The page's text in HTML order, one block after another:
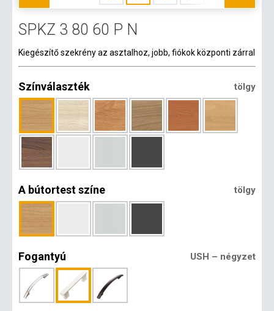
SPKZ 3 80 60 P N
Kiegészítő szekrény az asztalhoz, jobb, fiókok központi zárral
Színválaszték tölgy
A bútortest színe tölgy
Fogantyú USH – négyzet